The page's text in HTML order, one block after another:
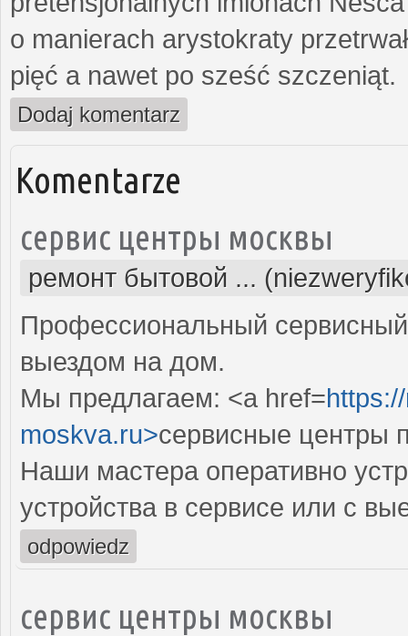
o manierach arystokraty
pięć a nawet po sześć szczeniąt.
Dodaj komentarz
Komentarze
сервис центры москвы
ремонт бытовой ...
Профессиональный
выездом на дом.
Мы предлагаем: <a href=
moskva.ru>сервисные центры
Наши мастера оперативно
устройства в сервисе или с
odpowiedz
сервис центры москвы